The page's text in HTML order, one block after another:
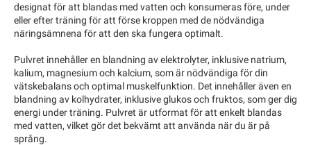
designat för att blandas med vatten och konsumeras före, under
eller efter träning för att förse kroppen med de nödvändiga
näringsämnena för att den ska fungera optimalt.
Pulvret innehåller en blandning av elektrolyter, inklusive natrium,
kalium, magnesium och kalcium, som är nödvändiga för din
vätskebalans och optimal muskelfunktion. Det innehåller även en
blandning av kolhydrater, inklusive glukos och fruktos, som ger dig
energi under träning. Pulvret är utformat för att enkelt blandas
med vatten, vilket gör det bekvämt att använda när du är på
språng.